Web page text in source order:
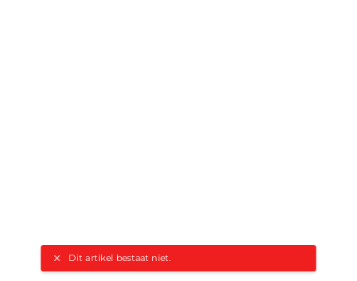
Dit artikel bestaat niet.